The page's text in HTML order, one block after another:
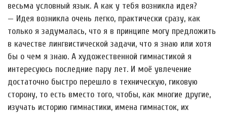
весьма условный язык. А как у тебя возникла идея?
— Идея возникла очень легко, практически сразу, как
только я задумалась, что я в принципе могу предложить
в качестве лингвистической задачи, что я знаю или хотя
бы о чем я знаю. А художественной гимнастикой я
интересуюсь последние пару лет. И моё увлечение
достаточно быстро перешло в техническую, гиковую
сторону, то есть вместо того, чтобы, как многие другие,
изучать историю гимнастики, имена гимнасток, их